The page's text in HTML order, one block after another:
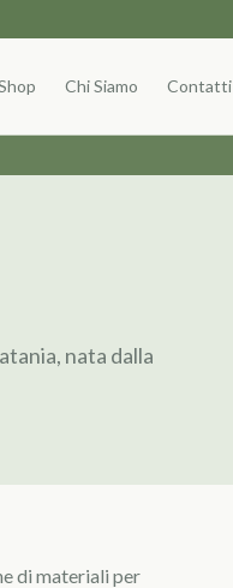
Chi Siamo Contatti
nata dalla
di materiali per